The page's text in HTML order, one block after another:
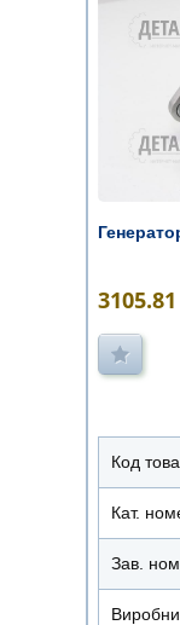
3105.81
Код
Кат.
Зав.